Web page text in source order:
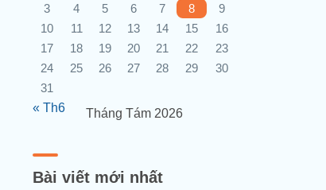
Tháng Tám 2026
3
4 5 6 7 8
9
10
11 12 13 14 15
16
17
18 19 20 21 22
23
24
25 26 27 28 29
30
31
« Th6
Bài viết mới nhất